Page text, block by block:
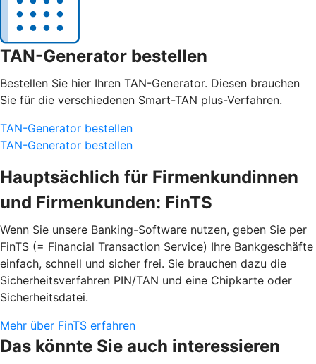
TAN-Generator bestellen
Bestellen Sie hier Ihren TAN-Generator. Diesen brauchen
Sie für die verschiedenen Smart-TAN plus-Verfahren.
TAN-Generator bestellen
TAN-Generator bestellen
Hauptsächlich für Firmenkundinnen
und Firmenkunden: FinTS
Wenn Sie unsere Banking-Software nutzen, geben Sie per
FinTS (= Financial Transaction Service) Ihre Bankgeschäfte
einfach, schnell und sicher frei. Sie brauchen dazu die
Sicherheitsverfahren PIN/TAN und eine Chipkarte oder
Sicherheitsdatei.
Mehr über FinTS erfahren
Das könnte Sie auch interessieren